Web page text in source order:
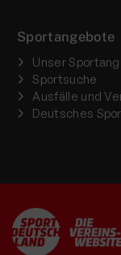
Sportangebote
Unser
Sportsuche
Ausfälle und
Deutsches